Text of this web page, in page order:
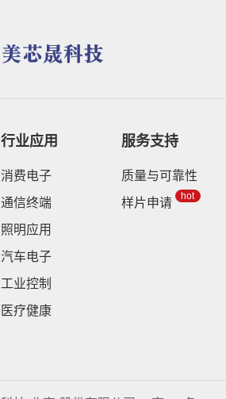
行业应用
消费电子
通信终端
照明应用
汽车电子
工业控制
医疗健康
服务支持
质量与可靠性
样片申请
hot